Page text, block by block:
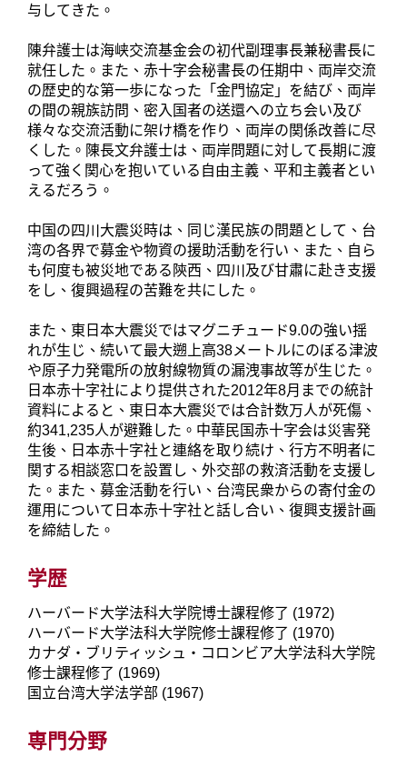
与してきた。
陳弁護士は海峡交流基金会の初代副理事長兼秘書長に
就任した。また、赤十字会秘書長の任期中、両岸交流
の歴史的な第一歩になった「金門協定」を結び、両岸
の間の親族訪問、密入国者の送還への立ち会い及び
様々な交流活動に架け橋を作り、両岸の関係改善に尽
くした。陳長文弁護士は、両岸問題に対して長期に渡
って強く関心を抱いている自由主義、平和主義者とい
えるだろう。
中国の四川大震災時は、同じ漢民族の問題として、台
湾の各界で募金や物資の援助活動を行い、また、自ら
も何度も被災地である陝西、四川及び甘肅に赴き支援
をし、復興過程の苦難を共にした。
また、東日本大震災ではマグニチュード9.0の強い揺
れが生じ、続いて最大遡上高38メートルにのぼる津波
や原子力発電所の放射線物質の漏洩事故等が生じた。
日本赤十字社により提供された2012年8月までの統計
資料によると、東日本大震災では合計数万人が死傷、
約341,235人が避難した。中華民国赤十字会は災害発
生後、日本赤十字社と連絡を取り続け、行方不明者に
関する相談窓口を設置し、外交部の救済活動を支援し
た。また、募金活動を行い、台湾民衆からの寄付金の
運用について日本赤十字社と話し合い、復興支援計画
を締結した。
学歴
ハーバード大学法科大学院博士課程修了 (1972)
ハーバード大学法科大学院修士課程修了 (1970)
カナダ・ブリティッシュ・コロンビア大学法科大学院
修士課程修了 (1969)
国立台湾大学法学部 (1967)
専門分野